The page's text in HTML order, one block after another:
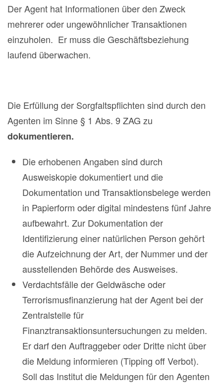
Der Agent hat Informationen über den Zweck
mehrerer oder ungewöhnlicher Transaktionen
einzuholen. Er muss die Geschäftsbeziehung
laufend überwachen.
Die Erfüllung der Sorgfaltspflichten sind durch den
Agenten im Sinne § 1 Abs. 9 ZAG zu
dokumentieren.
Die erhobenen Angaben sind durch
Ausweiskopie dokumentiert und die
Dokumentation und Transaktionsbelege werden
in Papierform oder digital mindestens fünf Jahre
aufbewahrt. Zur Dokumentation der
Identifizierung einer natürlichen Person gehört
die Aufzeichnung der Art, der Nummer und der
ausstellenden Behörde des Ausweises.
Verdachtsfälle der Geldwäsche oder
Terrorismusfinanzierung hat der Agent bei der
Zentralstelle für
Finanztransaktionsuntersuchungen zu melden.
Er darf den Auftraggeber oder Dritte nicht über
die Meldung informieren (Tipping off Verbot).
Soll das Institut die Meldungen für den Agenten